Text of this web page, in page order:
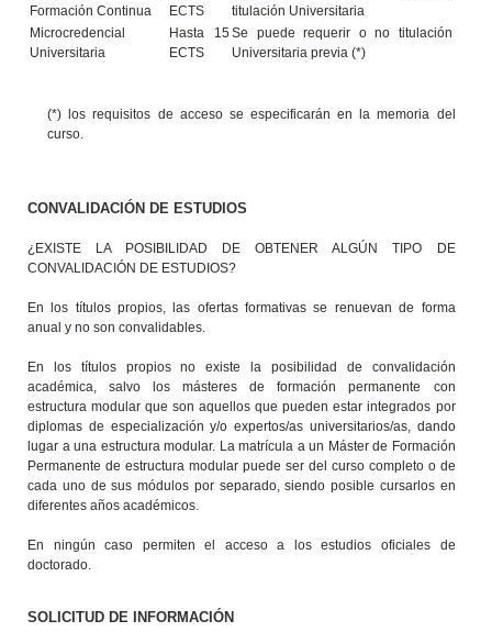
Formación Continua
ECTS
titulación Universitaria
Microcredencial
Universitaria
Hasta 15
ECTS
Se puede requerir o no titulación
Universitaria previa (*)
(*) los requisitos de acceso se especificarán en la memoria del
curso.
CONVALIDACIÓN DE ESTUDIOS
¿EXISTE LA POSIBILIDAD DE OBTENER ALGÚN TIPO DE
CONVALIDACIÓN DE ESTUDIOS?
En los títulos propios, las ofertas formativas se renuevan de forma
anual y no son convalidables.
En los títulos propios no existe la posibilidad de convalidación
académica, salvo los másteres de formación permanente con
estructura modular que son aquellos que pueden estar integrados por
diplomas de especialización y/o expertos/as universitarios/as, dando
lugar a una estructura modular. La matrícula a un Máster de Formación
Permanente de estructura modular puede ser del curso completo o de
cada uno de sus módulos por separado, siendo posible cursarlos en
diferentes años académicos.
En ningún caso permiten el acceso a los estudios oficiales de
doctorado.
SOLICITUD DE INFORMACIÓN